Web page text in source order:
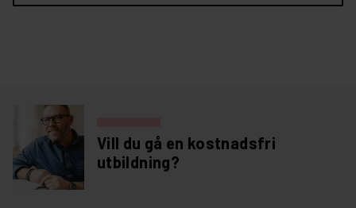
Vill du gå en kostnadsfri
utbildning?